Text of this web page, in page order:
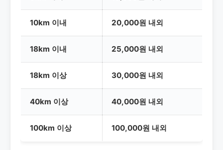
10km 이내 20,000원 내외
18km 이내 25,000원 내외
18km 이상 30,000원 내외
40km 이상 40,000원 내외
100km 이상 100,000원 내외